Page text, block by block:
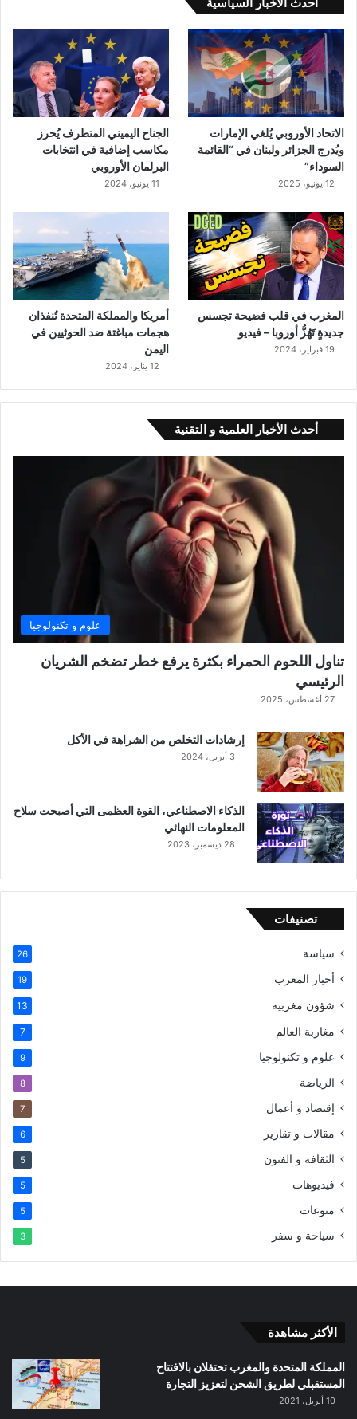
الاتحاد الأوروبي يُلغي الإمارات
ويُدرج الجزائر ولبنان في “القائمة
السوداء”
12 يونيو، 2025
الجناح اليميني المتطرف يُحرز
مكاسب إضافية في انتخابات
البرلمان الأوروبي
11 يونيو، 2024
المغرب في قلب فضيحة تجسس
جديدةٍ تَهُزُّ أوروبا – فيديو
19 فبراير، 2024
أمريكا والمملكة المتحدة تُنفذان
هجمات مباغتة ضد الحوثيين في
اليمن
12 يناير، 2024
أحدث الأخبار العلمية و التقنية
علوم و تكنولوجيا
تناول اللحوم الحمراء بكثرة يرفع خطر تضخم الشريان
الرئيسي
27 أغسطس، 2025
إرشادات التخلص من الشراهة في الأكل
3 أبريل، 2024
الذكاء الاصطناعي، القوة العظمى التي أصبحت سلاح
المعلومات النهائي
28 ديسمبر، 2023
تصنيفات
سياسة 26
أخبار المغرب 19
شؤون مغربية 13
مغاربة العالم 7
علوم و تكنولوجيا 9
الرياضة 8
إقتصاد و أعمال 7
مقالات و تقارير 6
الثقافة و الفنون 5
فيديوهات 5
منوعات 5
سياحة و سفر 3
الأكثر مشاهدة
المملكة المتحدة والمغرب تحتفلان بالافتتاح
المستقبلي لطريق الشحن لتعزيز التجارة
10 أبريل، 2021